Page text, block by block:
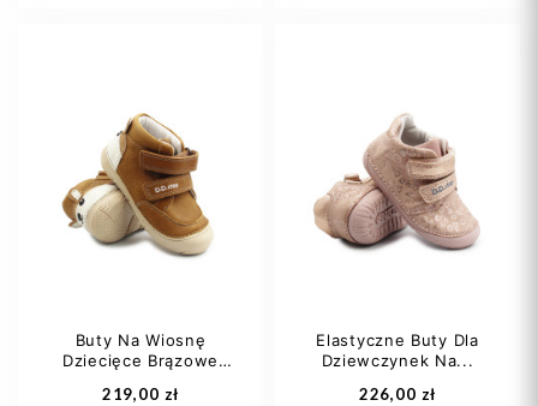
23
25
26
Dodaj do koszyka
29
32
33
Dodaj do koszyka
Buty Na Wiosnę
Dziecięce Brązowe
219,00 zł
Elastyczne Buty Dla
Dziewczynek Na...
226,00 zł